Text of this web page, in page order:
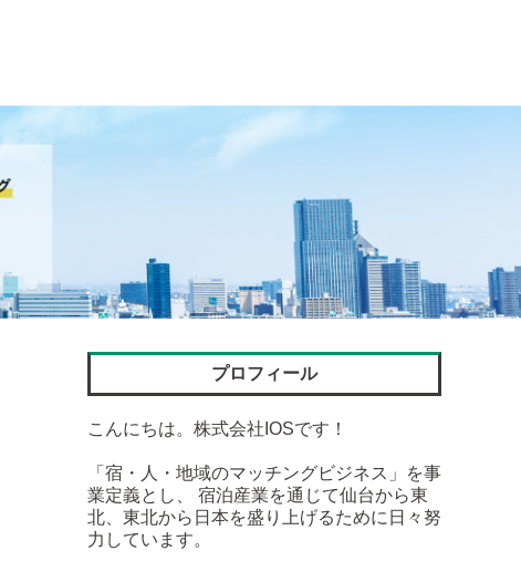
プロフィール
こんにちは。株式会社IOSです！
「宿・人・地域のマッチングビジネス」を事
業定義とし、 宿泊産業を通じて仙台から東
北、東北から日本を盛り上げるために日々努
力しています。